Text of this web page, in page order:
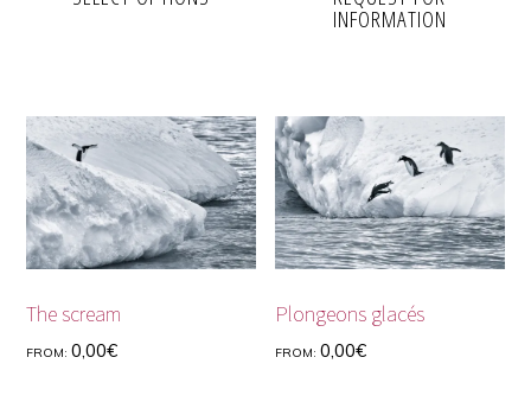
INFORMATION
The scream
FROM:0,00€
Plongeons glacés
FROM:0,00€